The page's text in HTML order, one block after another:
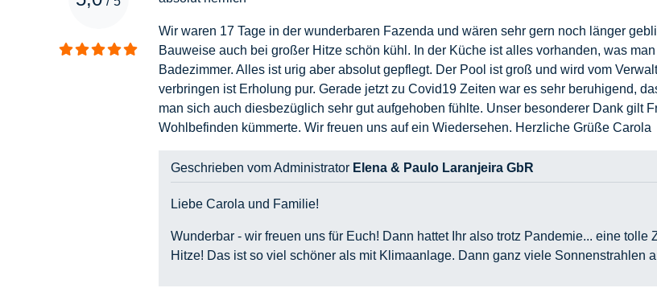
Wir waren 17 Tage in der wunderbaren Fazenda und wären sehr gern noch länger
Bauweise auch bei großer Hitze schön kühl. In der Küche ist alles vorhanden, was
Badezimmer. Alles ist urig aber absolut gepflegt. Der Pool ist groß und wird vom
verbringen ist Erholung pur. Gerade jetzt zu Covid19 Zeiten war es sehr beruhigend,
man sich auch diesbezüglich sehr gut aufgehoben fühlte. Unser besonderer Dank gilt
Wohlbefinden kümmerte. Wir freuen uns auf ein Wiedersehen. Herzliche Grüße Carola
Geschrieben vom Administrator Elena & Paulo Laranjeira GbR
Liebe Carola und Familie!
Wunderbar - wir freuen uns für Euch! Dann hattet Ihr also trotz Pandemie... eine
Hitze! Das ist so viel schöner als mit Klimaanlage. Dann ganz viele Sonnenstrahlen